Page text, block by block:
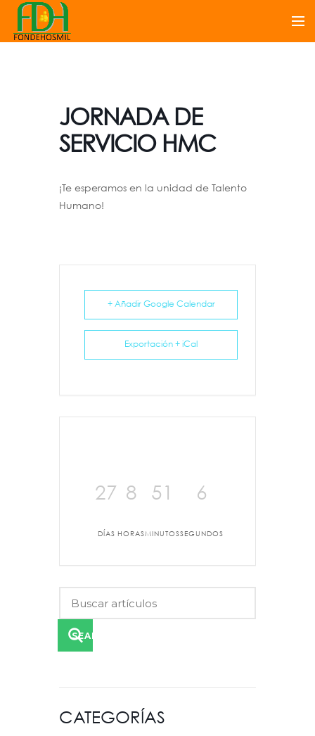
JORNADA DE
SERVICIO HMC
¡Te esperamos en la unidad de Talento
Humano!
+ Añadir Google Calendar
Exportación + iCal
27
DÍAS
8
HORAS
51
MINUTOS
5
SEGUNDOS
SEARCH
CATEGORÍAS